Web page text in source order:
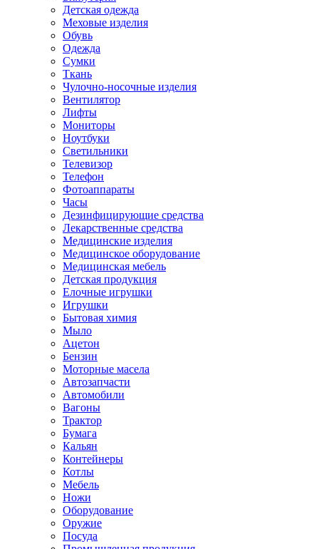
Детская одежда
Меховые изделия
Обувь
Одежда
Сумки
Ткань
Чулочно-носочные изделия
Вентилятор
Лифты
Мониторы
Ноутбуки
Светильники
Телевизор
Телефон
Фотоаппараты
Часы
Дезинфицирующие средства
Лекарственные средства
Медицинские изделия
Медицинское оборудование
Медицинская мебель
Детская продукция
Елочные игрушки
Игрушки
Бытовая химия
Мыло
Ацетон
Бензин
Моторные масела
Автозапчасти
Автомобили
Вагоны
Трактор
Бумага
Кальян
Контейнеры
Котлы
Мебель
Ножи
Оборудование
Оружие
Посуда